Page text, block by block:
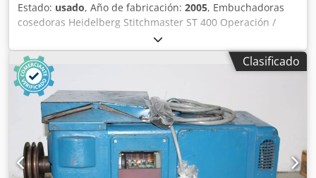
Estado: usado, Año de fabricación: 2005, Embuchadoras
cosedoras Heidelberg Stitchmaster ST 400 Operación /
Control - Monitor de color Alimentadores - Número de
estaciones de cadena: 9 - Marcadoras horizontal: 2 x TAL
400 - Marcadoras vertical: 6 x TAS 400 - Marcador de
cubierta: UFA 400 - Excluidas la bomba(s) Unidad de
cosedora Heidelberg Stitchmaster ST 400 - Control de
espesor - Cabezales: 2 - Salida a la izquierda - Puerta de
rechazo, para productos incompletos Trimmer Heidelberg
TR 400 - Juegos de cuchillos: 2 Salida Heidelberg CHA
Codpjh E Ewdjfx Anvjrf - Apilador compensando - Salida a
la izquierda
Clasificado